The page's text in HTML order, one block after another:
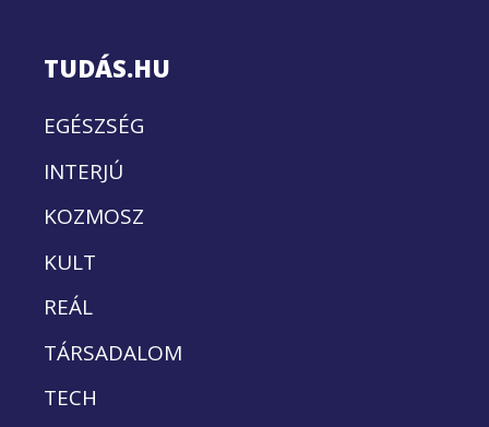
TUDÁS.HU
EGÉSZSÉG
INTERJÚ
KOZMOSZ
KULT
REÁL
TÁRSADALOM
TECH